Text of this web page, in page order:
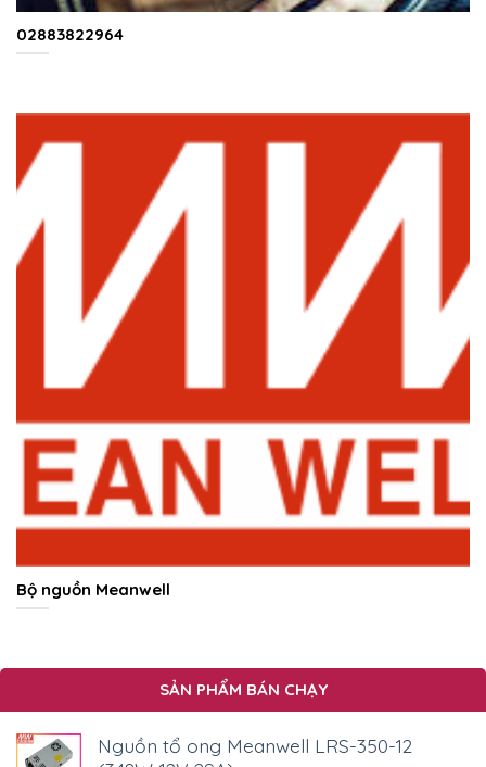
02883822964
Bộ nguồn Meanwell
SẢN PHẨM BÁN CHẠY
Nguồn tổ ong Meanwell LRS-350-12